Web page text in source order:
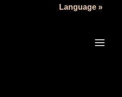
Language »